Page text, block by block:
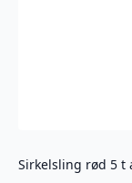
Sirkelsling rød 5 t